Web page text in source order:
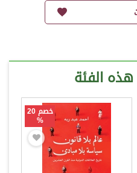
الفئة
خصم 20
%